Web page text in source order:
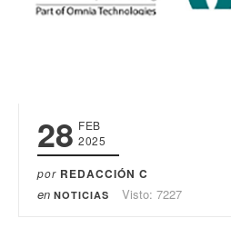
28 FEB
2025
por REDACCIÓN C
en NOTICIAS Visto: 7227